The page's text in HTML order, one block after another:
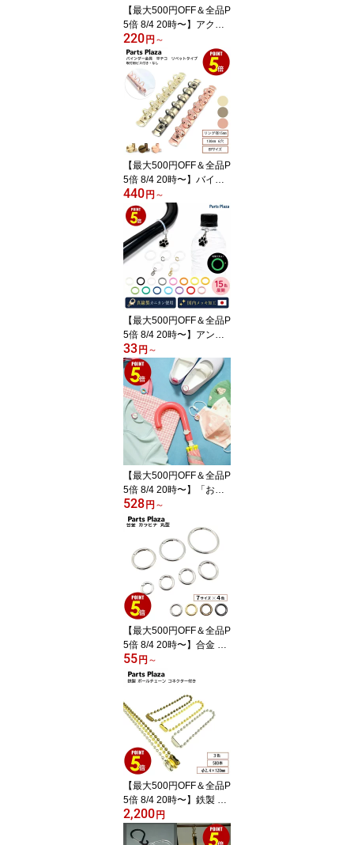
【最大500円OFF＆全品P
5倍 8/4 20時〜】アクリ
ルスタンドクリップ ワイ
ドサイズ 2個/50個 2WAY
フラット 差し込み キャ
ラクターグッズ 推し活
アクスタ グッズ製作 パ
ーツ 商品開発 販促 SP P
OP ギフト オリジナル イ
ベント 展示品 プレミア
グッズ
220円 ～
【最大500円OFF＆全品P
5倍 8/4 20時〜】バイン
ダー金具 平テコ リベッ
トタイプ ゴールド アン
ティークゴールド ローズ
ゴールド 130mm 6穴 リ
ング径15mm 取付用ビス
付き・なし B7 B6 ミニ6
システム手帳 ビス ねじ
ネジ
440円 ～
【最大500円OFF＆全品P
5倍 8/4 20時〜】アンブ
レラマーカー 2個/50個 1
4色 リングのみ マルカン
付 カニカン付 シルバー
ゴールド めじるし アク
セサリー チャーム 目印
ガチャガチャ 間違い防止
傘 マーカー ペットボト
ル ハンディファン 名前
マーク 印 ストラップ
33円 ～
【最大500円OFF＆全品P
5倍 8/4 20時〜】「お名
前タグ ぷちっとマーカー
1個/10個」 くつ 靴 スト
ラップ スタンプ ワッペ
ン 目印 しっぽ おなまえ
耐水 シール ラベル ネー
ムタグ 結ばない 外れな
い 上履き アンブレラマ
ーカー 入学 入園 準備 保
育園 幼稚園 小学生
528円 ～
【最大500円OFF＆全品P
5倍 8/4 20時〜】合金 カ
ラビナ 丸 丸型 内径12m
m 16mm 19mm 25mm 3
バー ブラックシルバー
ゴールド アンティークゴ
ールド 1個/10個 サーク
ルカラビナ キーリング
丸カン キーホルダー リ
ング 金具 可動式リング
キーチェーン
55円 ～
【最大500円OFF＆全品P
5倍 8/4 20時〜】鉄製 ボ
ールチェーン φ2.4×120
mm コネクター付き 500
本 シルバー ゴールド ア
2,200円